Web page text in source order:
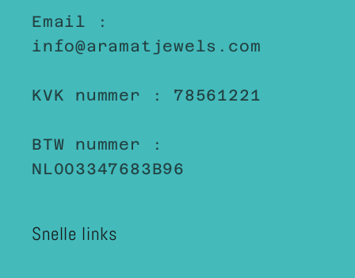
Email :
info@aramatjewels.com
KVK nummer : 78561221
BTW nummer :
NL003347683B96
Snelle links